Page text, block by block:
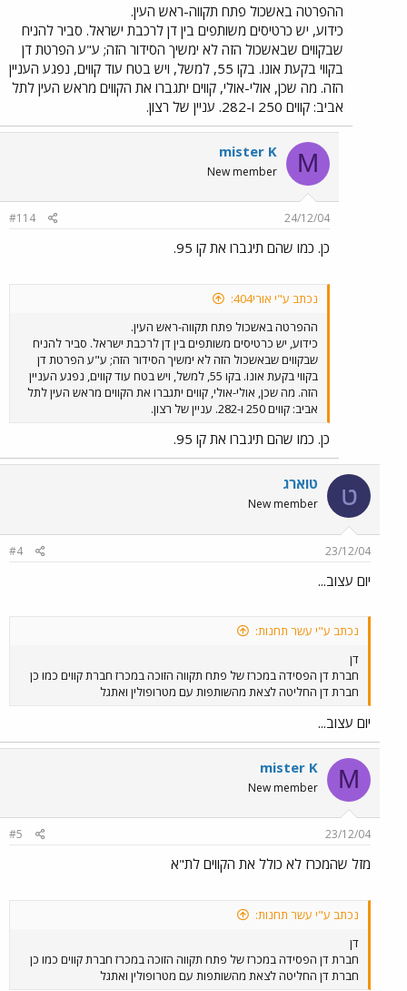
ההפרטה באשכול פתח תקווה-ראש העין.
כידוע, יש כרטיסים משותפים בין דן לרכבת ישראל. סביר להניח
שבקווים שבאשכול הזה לא ימשיך הסידור הזה; ע"ע הפרטת דן
בקווי בקעת אונו. בקו 55, למשל, ויש בטח עוד קווים, נפגע העניין
הזה. מה שכן, אולי-אולי, קווים יתגברו את הקווים מראש העין לתל
אביב: קווים 250 ו-282. עניין של רצון.
M
mister K
New member
24/12/04
#114
כן. כמו שהם תיגברו את קו 95.
נכתב ע"י אורי404:
ההפרטה באשכול פתח תקווה-ראש העין.
כידוע, יש כרטיסים משותפים בין דן לרכבת ישראל. סביר להניח
שבקווים שבאשכול הזה לא ימשיך הסידור הזה; ע"ע הפרטת דן
בקווי בקעת אונו. בקו 55, למשל, ויש בטח עוד קווים, נפגע העניין
הזה. מה שכן, אולי-אולי, קווים יתגברו את הקווים מראש העין לתל
אביב: קווים 250 ו-282. עניין של רצון.
כן. כמו שהם תיגברו את קו 95.
ט טוארג
New member
23/12/04
#4
יום עצוב...
נכתב ע"י עשר תחנות:
דן
חברת דן הפסידה במכרז של פתח תקווה הזוכה במכרז חברת קווים כמו כן
חברת דן החליטה לצאת מהשותפות עם מטרופולין ואתגל
יום עצוב...
M
mister K
New member
23/12/04
#5
מזל שהמכרז לא כולל את הקווים לת"א
נכתב ע"י עשר תחנות:
דן
חברת דן הפסידה במכרז של פתח תקווה הזוכה במכרז חברת קווים כמו כן
חברת דן החליטה לצאת מהשותפות עם מטרופולין ואתגל